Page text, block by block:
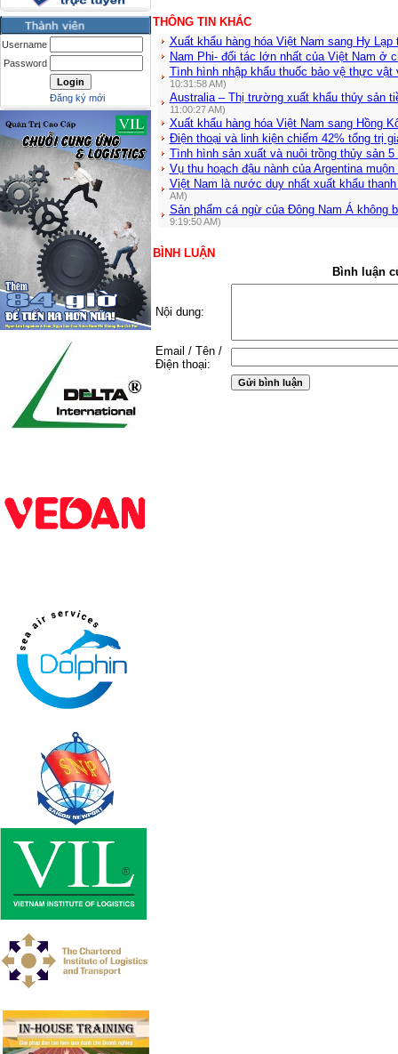
Username
Password
Đăng ký mới
THÔNG TIN KHÁC
Xuất khẩu hàng hóa Việt Nam sang Hy Lạp
Nam Phi- đối tác lớn nhất của Việt Nam ở
Tình hình nhập khẩu thuốc bảo vệ thực vật
10:31:58 AM)
Australia – Thị trường xuất khẩu thủy sản
11:00:27 AM)
Xuất khẩu hàng hóa Việt Nam sang Hồng
Điện thoại và linh kiện chiếm 42% tổng trị
Tình hình sản xuất và nuôi trồng thủy sản 5
Vụ thu hoạch đậu nành của Argentina
Việt Nam là nước duy nhất xuất khẩu
AM)
Sản phẩm cá ngừ của Đông Nam Á không
9:19:50 AM)
BÌNH LUẬN
Bình luận
Nội dung:
Email / Tên /
Điện thoại: